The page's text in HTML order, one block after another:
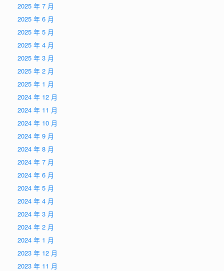
2025 年 7 月
2025 年 6 月
2025 年 5 月
2025 年 4 月
2025 年 3 月
2025 年 2 月
2025 年 1 月
2024 年 12 月
2024 年 11 月
2024 年 10 月
2024 年 9 月
2024 年 8 月
2024 年 7 月
2024 年 6 月
2024 年 5 月
2024 年 4 月
2024 年 3 月
2024 年 2 月
2024 年 1 月
2023 年 12 月
2023 年 11 月